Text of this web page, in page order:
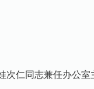
仁同志兼任办公